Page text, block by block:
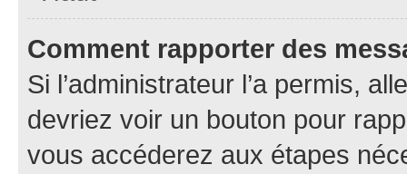
Comment rapporter des
Si l’administrateur l’a permis,
devriez voir un bouton pour
vous accéderez aux étapes